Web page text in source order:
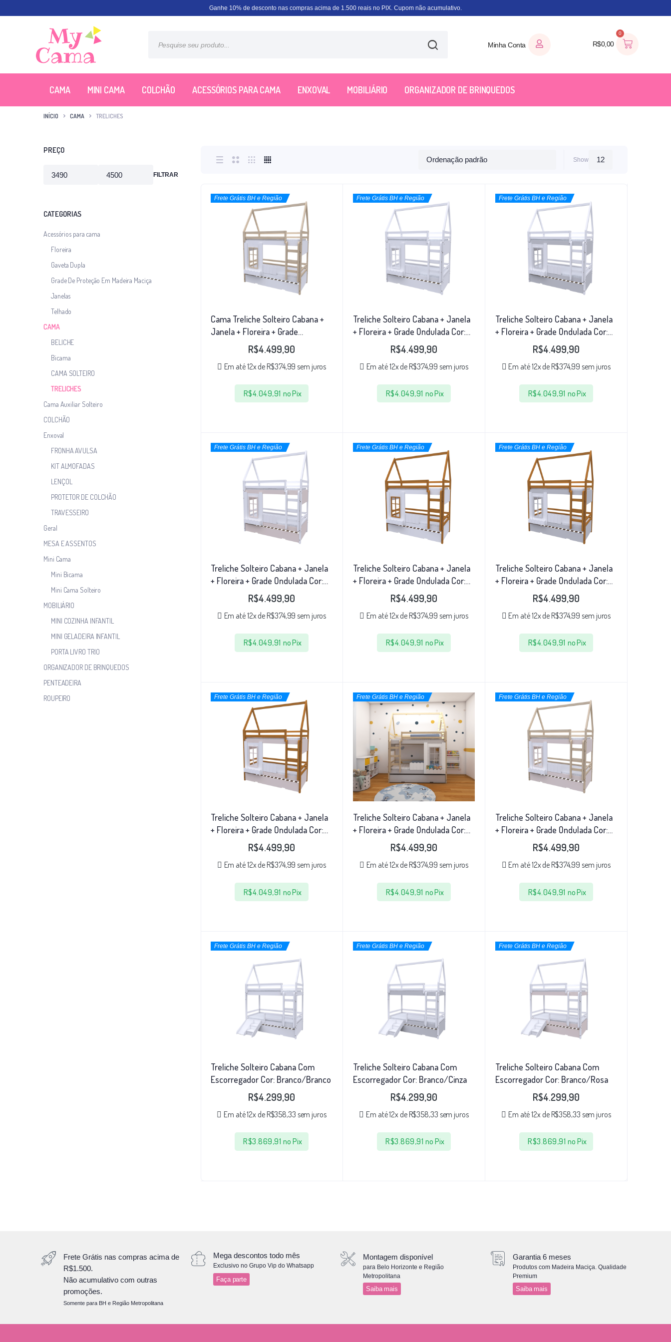
Ganhe 10% de desconto nas compras acima de 1.500 reais no PIX. Cupom não acumulativo.
Minha Conta R$0,00
0
CAMA MINI CAMA COLCHÃO ACESSÓRIOS PARA CAMA ENXOVAL MOBILIÁRIO ORGANIZADOR DE BRINQUEDOS
INÍCIO CAMA TRELICHES
Show
Cama Treliche Solteiro Cabana +
Janela + Floreira + Grade
Ondulada Cor: Natural/Branco
R$4.499,90
Em até 12x de R$374,99 sem juros
R$4.049,91 no Pix
Frete Grátis BH e Região
Treliche Solteiro Cabana + Janela
+ Floreira + Grade Ondulada Cor:
Branco/Branco
R$4.499,90
Em até 12x de R$374,99 sem juros
R$4.049,91 no Pix
Frete Grátis BH e Região
Treliche Solteiro Cabana + Janela
+ Floreira + Grade Ondulada Cor:
Branco/Cinza
R$4.499,90
Em até 12x de R$374,99 sem juros
R$4.049,91 no Pix
Frete Grátis BH e Região
Treliche Solteiro Cabana + Janela
+ Floreira + Grade Ondulada Cor:
Branco/Rosa
R$4.499,90
Em até 12x de R$374,99 sem juros
R$4.049,91 no Pix
Frete Grátis BH e Região
Treliche Solteiro Cabana + Janela
+ Floreira + Grade Ondulada Cor:
Freijo/Branco
R$4.499,90
Em até 12x de R$374,99 sem juros
R$4.049,91 no Pix
Frete Grátis BH e Região
Treliche Solteiro Cabana + Janela
+ Floreira + Grade Ondulada Cor:
Freijo/CinzaR$4.499,90
Em até 12x de R$374,99 sem juros
R$4.049,91 no Pix
Frete Grátis BH e Região
Treliche Solteiro Cabana + Janela
+ Floreira + Grade Ondulada Cor:
Freijo/RosaR$4.499,90
Em até 12x de R$374,99 sem juros
R$4.049,91 no Pix
Frete Grátis BH e Região
Treliche Solteiro Cabana + Janela
+ Floreira + Grade Ondulada Cor:
Natural/Cinza
R$4.499,90
Em até 12x de R$374,99 sem juros
R$4.049,91 no Pix
Frete Grátis BH e Região
Treliche Solteiro Cabana + Janela
+ Floreira + Grade Ondulada Cor:
Natural/Rosa
R$4.499,90
Em até 12x de R$374,99 sem juros
R$4.049,91 no Pix
Frete Grátis BH e Região
Treliche Solteiro Cabana Com
Escorregador Cor: Branco/Branco
R$4.299,90
Em até 12x de R$358,33 sem juros
R$3.869,91 no Pix
Frete Grátis BH e Região
Treliche Solteiro Cabana Com
Escorregador Cor: Branco/Cinza
R$4.299,90
Em até 12x de R$358,33 sem juros
R$3.869,91 no Pix
Frete Grátis BH e Região
Treliche Solteiro Cabana Com
Escorregador Cor: Branco/Rosa
R$4.299,90
Em até 12x de R$358,33 sem juros
R$3.869,91 no Pix
Frete Grátis BH e Região
PREÇO
FILTRAR
CATEGORIAS
Acessórios para cama
Floreira
Gaveta Dupla
Grade De Proteção Em Madeira Maciça
Janelas
Telhado
CAMA
BELICHE
Bicama
CAMA SOLTEIRO
TRELICHES
Cama Auxiliar Solteiro
COLCHÃO
Enxoval
FRONHA AVULSA
KIT ALMOFADAS
LENÇOL
PROTETOR DE COLCHÃO
TRAVESSEIRO
Geral
MESA E ASSENTOS
Mini Cama
Mini Bicama
Mini Cama Solteiro
MOBILIÁRIO
MINI COZINHA INFANTIL
MINI GELADEIRA INFANTIL
PORTA LIVRO TRIO
ORGANIZADOR DE BRINQUEDOS
PENTEADEIRA
ROUPEIRO
Frete Grátis nas compras acima de
R$1.500.
Não acumulativo com outras
promoções.
Somente para BH e Região Metropolitana
Mega descontos todo mês
Exclusivo no Grupo Vip do Whatsapp
Faça parte
Montagem disponível
para Belo Horizonte e Região
Metropolitana
Saiba mais
Garantia 6 meses
Produtos com Madeira Maciça. Qualidade
Premium
Saiba mais